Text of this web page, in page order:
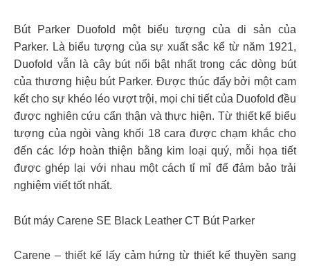
Bút Parker Duofold một biểu tượng của di sản của
Parker. Là biểu tượng của sự xuất sắc kể từ năm 1921,
Duofold vẫn là cây bút nổi bật nhất trong các dòng bút
của thương hiệu bút Parker. Được thúc đẩy bởi một cam
kết cho sự khéo léo vượt trội, mọi chi tiết của Duofold đều
được nghiên cứu cẩn thận và thực hiện. Từ thiết kế biểu
tượng của ngòi vàng khối 18 cara được chạm khắc cho
đến các lớp hoàn thiện bằng kim loại quý, mỗi họa tiết
được ghép lại với nhau một cách tỉ mỉ để đảm bảo trải
nghiệm viết tốt nhất.
Bút máy Carene SE Black Leather CT Bút Parker
Carene – thiết kế lấy cảm hứng từ thiết kế thuyền sang